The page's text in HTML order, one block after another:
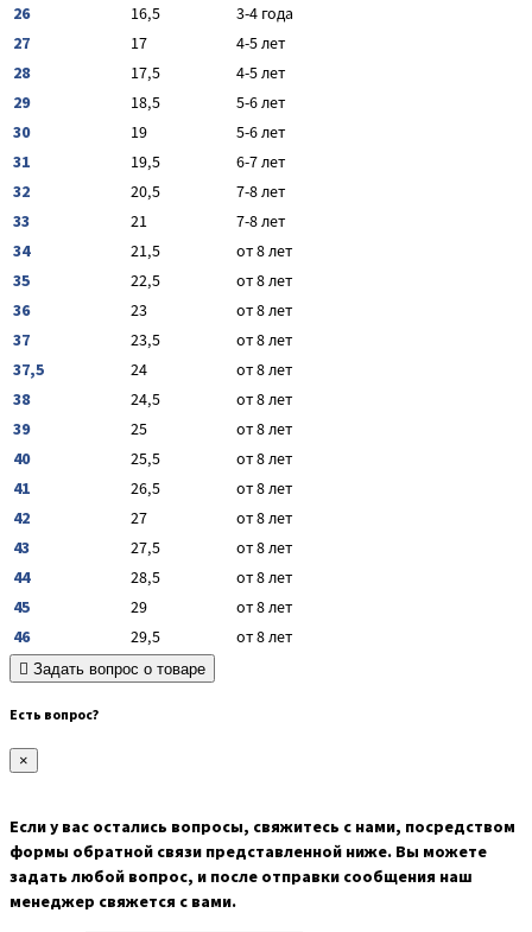
26
16,5
3-4 года
27
17
4-5 лет
28
17,5
4-5 лет
29
18,5
5-6 лет
30
19
5-6 лет
31
19,5
6-7 лет
32
20,5
7-8 лет
33
21
7-8 лет
34
21,5
от 8 лет
35
22,5
от 8 лет
36
23
от 8 лет
37
23,5
от 8 лет
37,5
24
от 8 лет
38
24,5
от 8 лет
39
25
от 8 лет
40
25,5
от 8 лет
41
26,5
от 8 лет
42
27
от 8 лет
43
27,5
от 8 лет
44
28,5
от 8 лет
45
29
от 8 лет
46
29,5 от 8 лет
Задать вопрос о товаре
Есть вопрос?
×
Если у вас остались вопросы, свяжитесь с нами, посредством
формы обратной связи представленной ниже. Вы можете
задать любой вопрос, и после отправки сообщения наш
менеджер свяжется с вами.